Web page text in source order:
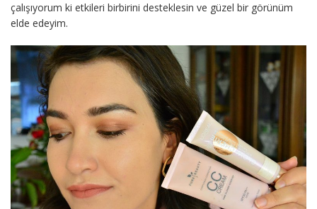
çalışıyorum ki etkileri birbirini desteklesin ve güzel bir görünüm
elde edeyim.